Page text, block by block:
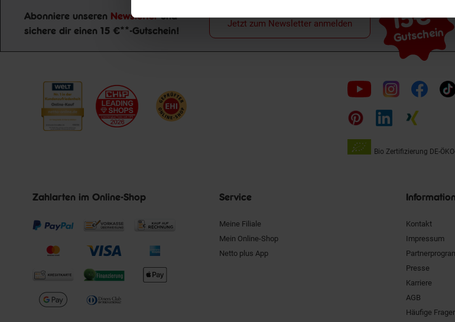
Newsletter Anmeldung
Abonniere unseren Newsletterund
sichere dir einen 15 €**-Gutschein!
15€**
Gutschein
Jetzt zum Newsletter anmelden
Folge
uns
auf
Bio Zertifizierung DE-
Zahlarten im Online-Shop Service
Meine Filiale
Mein Online-Shop
Netto plus App
Kontakt
Impressum
Presse
Karriere
AGB
Häufige